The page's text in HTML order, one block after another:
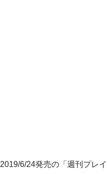
2019/6/24発売の「週刊プレ